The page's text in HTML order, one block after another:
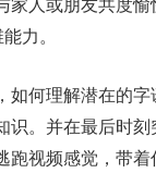
家人或朋友共度
力。
如何理解潜在的
识。并在最后时
跑视频感觉，带